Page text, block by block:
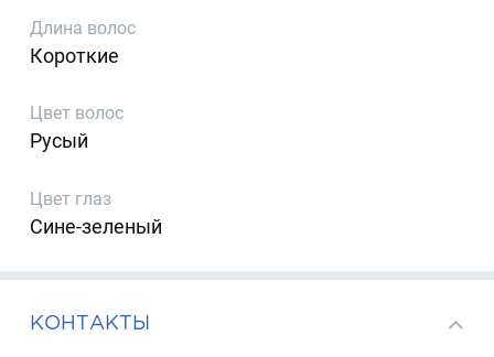
Длина волос
Короткие
Цвет волос
Русый
Цвет глаз
Сине-зеленый
КОНТАКТЫ